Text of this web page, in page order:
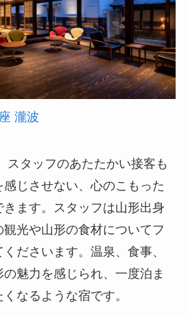
瀧波
スタッフのあたたかい接客も
じさせない、心のこもった
ます。スタッフは山形出身
光や山形の食材についてフ
ださいます。温泉、食事、
魅力を感じられ、一度泊ま
なるような宿です。